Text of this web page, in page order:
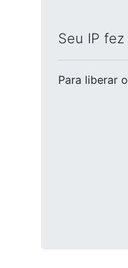
Seu IP
Para liberar